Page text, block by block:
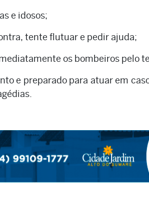
e idosos;
tente flutuar e pedir ajuda;
os bombeiros pelo
e preparado para atuar em